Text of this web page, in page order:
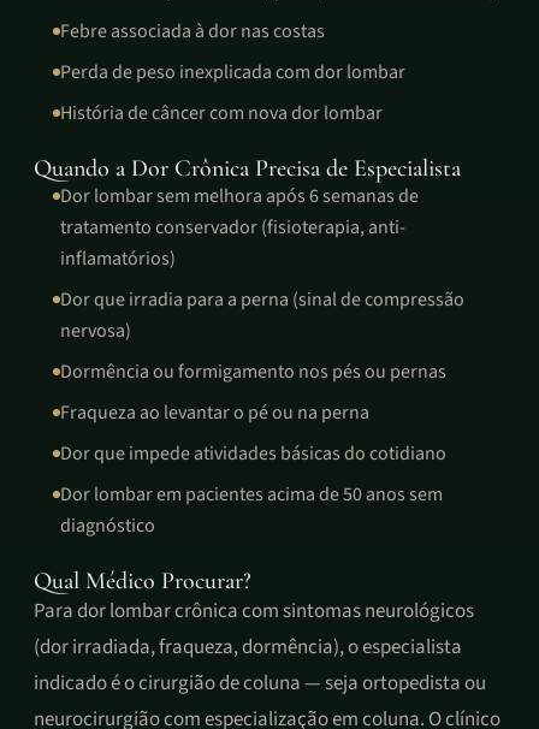
Febre associada à dor nas costas
Perda de peso inexplicada com dor lombar
História de câncer com nova dor lombar
Quando a Dor Crônica Precisa de Especialista
Dor lombar sem melhora após 6 semanas de
tratamento conservador (fisioterapia, anti-
inflamatórios)
Dor que irradia para a perna (sinal de compressão
nervosa)
Dormência ou formigamento nos pés ou pernas
Fraqueza ao levantar o pé ou na perna
Dor que impede atividades básicas do cotidiano
Dor lombar em pacientes acima de 50 anos sem
diagnóstico
Qual Médico Procurar?
Para dor lombar crônica com sintomas neurológicos
(dor irradiada, fraqueza, dormência), o especialista
indicado é o cirurgião de coluna — seja ortopedista ou
neurocirurgião com especialização em coluna. O clínico